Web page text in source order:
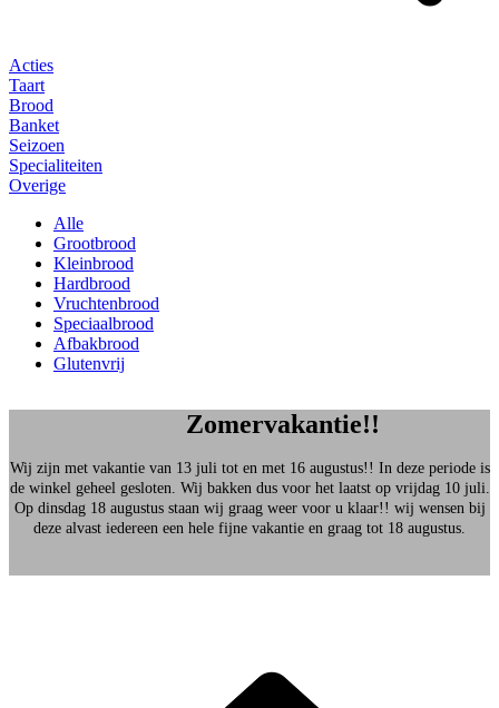
Acties
Taart
Brood
Banket
Seizoen
Specialiteiten
Overige
Alle
Grootbrood
Kleinbrood
Hardbrood
Vruchtenbrood
Speciaalbrood
Afbakbrood
Glutenvrij
Zomervakantie!!
Wij zijn met vakantie van 13 juli tot en met 16 augustus!! In deze periode is
de winkel geheel gesloten. Wij bakken dus voor het laatst op vrijdag 10 juli.
Op dinsdag 18 augustus staan wij graag weer voor u klaar!! wij wensen bij
deze alvast iedereen een hele fijne vakantie en graag tot 18 augustus.